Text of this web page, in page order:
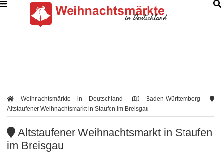
Weihnachtsmärkte in Deutschland
Baden-Württemberg
Altstaufener Weihnachtsmarkt in Staufen im Breisgau
Altstaufener Weihnachtsmarkt in Staufen
im Breisgau